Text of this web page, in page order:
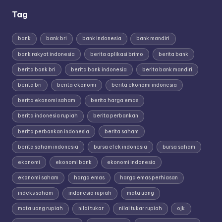
Tag
bank bank bri bank indonesia bank mandiri
bank rakyat indonesia berita aplikasi brimo berita bank
berita bank bri berita bank indonesia berita bank mandiri
berita bri berita ekonomi berita ekonomi indonesia
berita ekonomi saham berita harga emas
berita indonesia rupiah berita perbankan
berita perbankan indonesia berita saham
berita saham indonesia bursa efek indonesia bursa saham
ekonomi ekonomi bank ekonomi indonesia
ekonomi saham harga emas harga emas perhiasan
indeks saham indonesia rupiah mata uang
mata uang rupiah nilai tukar nilai tukar rupiah ojk